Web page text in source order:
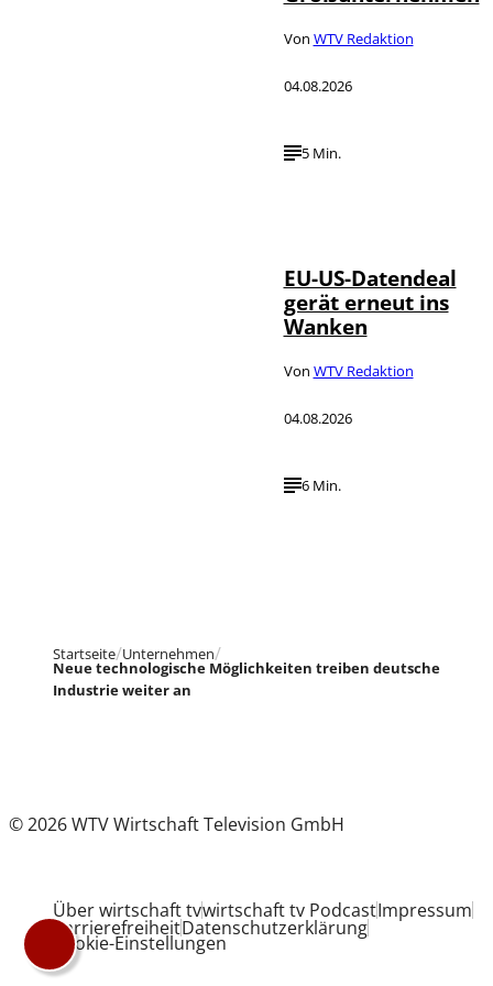
Von WTV Redaktion
04.08.2026
5 Min.
EU-US-Datendeal
gerät erneut ins
Wanken
Von WTV Redaktion
04.08.2026
6 Min.
Startseite Unternehmen
Neue technologische Möglichkeiten treiben deutsche
Industrie weiter an
© 2026 WTV Wirtschaft Television GmbH
Über wirtschaft tvwirtschaft tv PodcastImpressum
BarrierefreiheitDatenschutzerklärung
Cookie-Einstellungen